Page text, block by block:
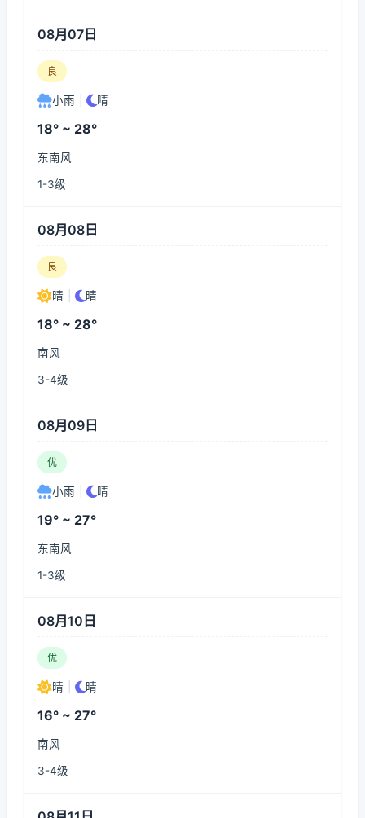
08月07日
良
小雨 晴
18° ~ 28°
东南风
1-3级
08月08日
良
晴 晴
18° ~ 28°
南风
3-4级
08月09日
优
小雨 晴
19° ~ 27°
东南风
1-3级
08月10日
优
晴 晴
16° ~ 27°
南风
3-4级